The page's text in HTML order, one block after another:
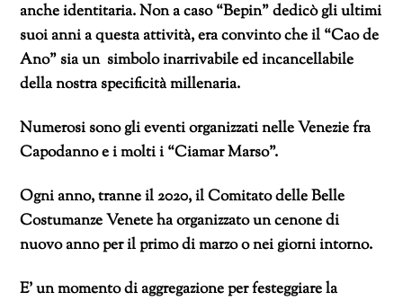
anche identitaria. Non a caso “Bepin” dedicò gli ultimi
suoi anni a questa attività, era convinto che il “Cao de
Ano” sia un simbolo inarrivabile ed incancellabile
della nostra specificità millenaria.
Numerosi sono gli eventi organizzati nelle Venezie fra
Capodanno e i molti i “Ciamar Marso”.
Ogni anno, tranne il 2020, il Comitato delle Belle
Costumanze Venete ha organizzato un cenone di
nuovo anno per il primo di marzo o nei giorni intorno.
E’ un momento di aggregazione per festeggiare la